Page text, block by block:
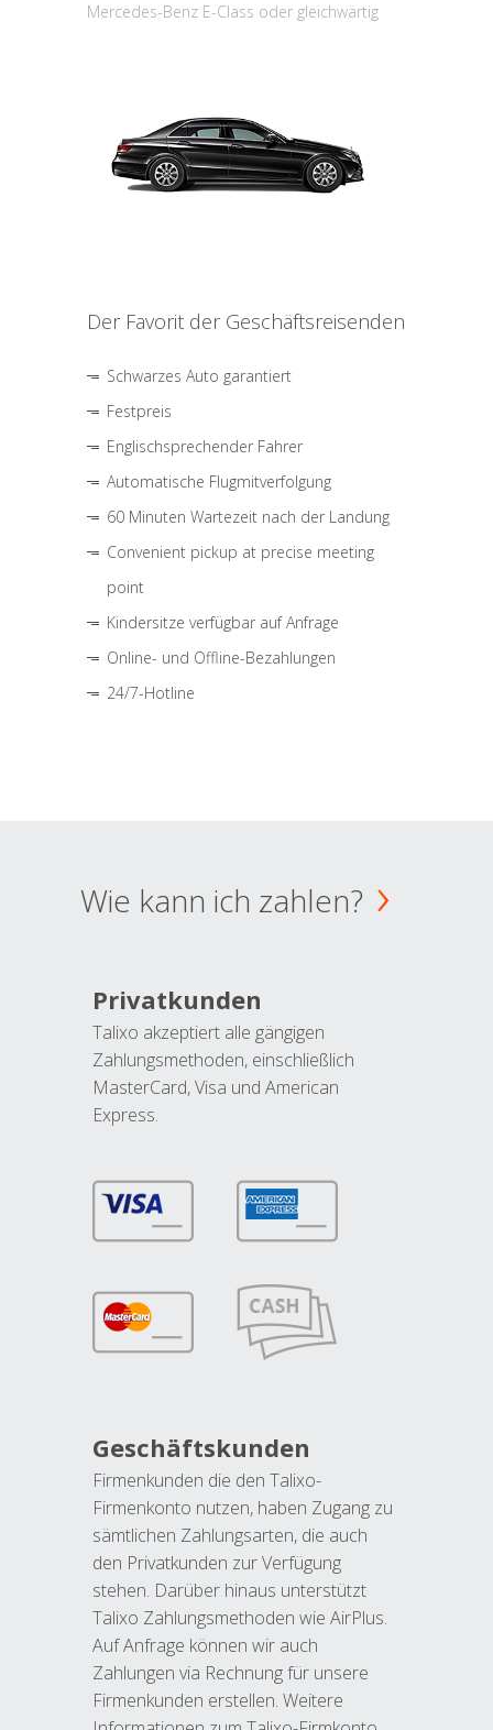
Mercedes-Benz E-Class oder gleichwärtig
Der Favorit der Geschäftsreisenden
Schwarzes Auto garantiert
Festpreis
Englischsprechender Fahrer
Automatische Flugmitverfolgung
60 Minuten Wartezeit nach der Landung
Convenient pickup at precise meeting
point
Kindersitze verfügbar auf Anfrage
Online- und Offline-Bezahlungen
24/7-Hotline
Wie kann ich zahlen?
Privatkunden
Talixo akzeptiert alle gängigen
Zahlungsmethoden, einschließlich
MasterCard, Visa und American
Express.
Geschäftskunden
Firmenkunden die den Talixo-
Firmenkonto nutzen, haben Zugang zu
sämtlichen Zahlungsarten, die auch
den Privatkunden zur Verfügung
stehen. Darüber hinaus unterstützt
Talixo Zahlungsmethoden wie AirPlus.
Auf Anfrage können wir auch
Zahlungen via Rechnung für unsere
Firmenkunden erstellen. Weitere